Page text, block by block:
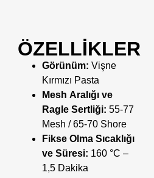
ÖZELLİKLER
Görünüm: Vişne
Kırmızı Pasta
Mesh Aralığı ve
Ragle Sertliği: 55-77
Mesh / 65-70 Shore
Fikse Olma Sıcaklığı
ve Süresi: 160 °C –
1,5 Dakika